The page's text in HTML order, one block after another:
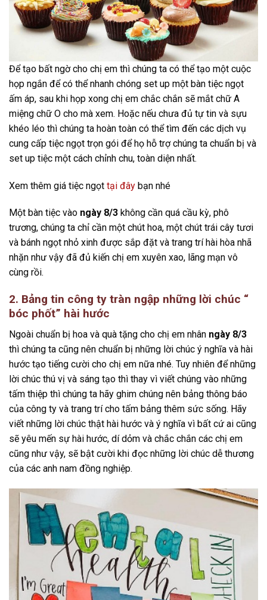
Để tạo bất ngờ cho chị em thì chúng ta có thể tạo một cuộc
họp ngắn để có thể nhanh chóng set up một bàn tiệc ngọt
ấm áp, sau khi họp xong chị em chắc chắn sẽ mắt chữ A
miệng chữ O cho mà xem. Hoặc nếu chưa đủ tự tin và sựu
khéo léo thì chúng ta hoàn toàn có thể tìm đến các dịch vụ
cung cấp tiệc ngọt trọn gói để họ hỗ trợ chúng ta chuẩn bị và
set up tiệc một cách chỉnh chu, toàn diện nhất.
Xem thêm giá tiệc ngọt tại đây bạn nhé
Một bàn tiệc vào ngày 8/3 không cần quá cầu kỳ, phô
trương, chúng ta chỉ cần một chút hoa, một chút trái cây tươi
và bánh ngọt nhỏ xinh được sắp đặt và trang trí hài hòa nhã
nhặn như vậy đã đủ kiến chị em xuyên xao, lãng mạn vô
cùng rồi.
2. Bảng tin công ty tràn ngập những lời chúc “
bóc phốt” hài hước
Ngoài chuẩn bị hoa và quà tặng cho chị em nhân ngày 8/3
thì chúng ta cũng nên chuẩn bị những lời chúc ý nghĩa và hài
hước tạo tiếng cười cho chị em nữa nhé. Tuy nhiên để những
lời chúc thú vị và sáng tạo thì thay vì viết chúng vào những
tấm thiệp thì chúng ta hãy ghim chúng nên bảng thông báo
của công ty và trang trí cho tấm bảng thêm sức sống. Hãy
viết những lời chúc thật hài hước và ý nghĩa vì bất cứ ai cũng
sẽ yêu mến sự hài hước, dí dỏm và chắc chắn các chị em
cũng như vậy, sẽ bật cười khi đọc những lời chúc dễ thương
của các anh nam đồng nghiệp.